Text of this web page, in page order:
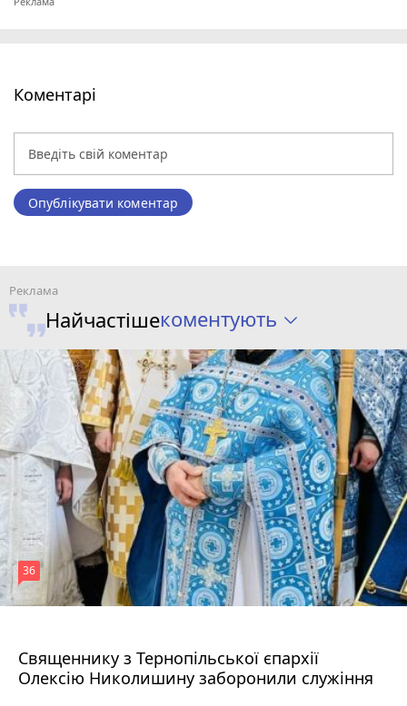
Коментарі
Опублікувати коментар
Найчастішекоментують
Священнику з Тернопільської єпархії
Олексію Николишину заборонили служіння
36